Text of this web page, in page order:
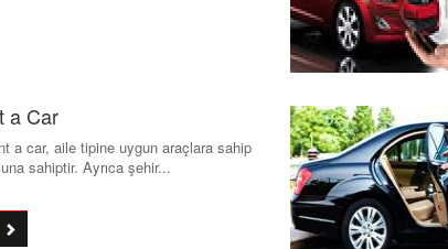
a Car
a car, aile tipine uygun araçlara sahip
sahiptir. Ayrıca şehir...